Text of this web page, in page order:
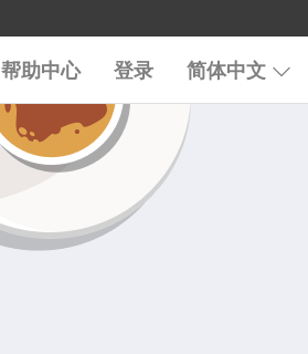
帮助中心 登录 简体中文